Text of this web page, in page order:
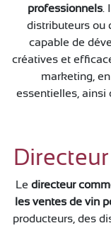
professionnels.
distributeurs ou
capable de
créatives et
marketing,
essentielles, ainsi
Le directeur
les ventes de vin
producteurs, des